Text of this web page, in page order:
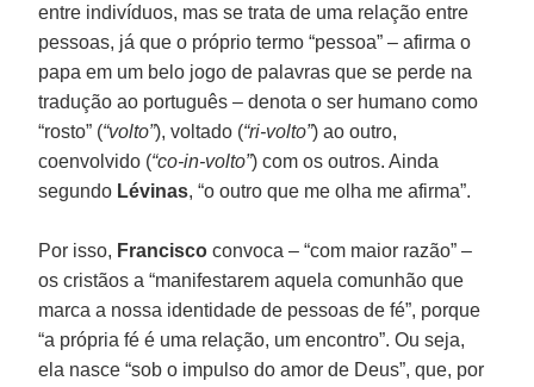
entre indivíduos, mas se trata de uma relação entre
pessoas, já que o próprio termo “pessoa” – afirma o
papa em um belo jogo de palavras que se perde na
tradução ao português – denota o ser humano como
“rosto” (“volto”), voltado (“ri-volto”) ao outro,
coenvolvido (“co-in-volto”) com os outros. Ainda
segundo Lévinas, “o outro que me olha me afirma”.
Por isso, Francisco convoca – “com maior razão” –
os cristãos a “manifestarem aquela comunhão que
marca a nossa identidade de pessoas de fé”, porque
“a própria fé é uma relação, um encontro”. Ou seja,
ela nasce “sob o impulso do amor de Deus”, que, por